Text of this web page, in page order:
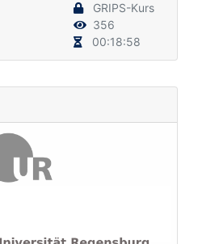
GRIPS-Kurs
356
00:18:58